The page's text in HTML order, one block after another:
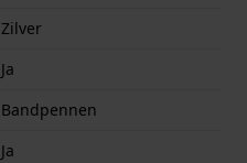
Zilver
Ja
Bandpennen
Ja